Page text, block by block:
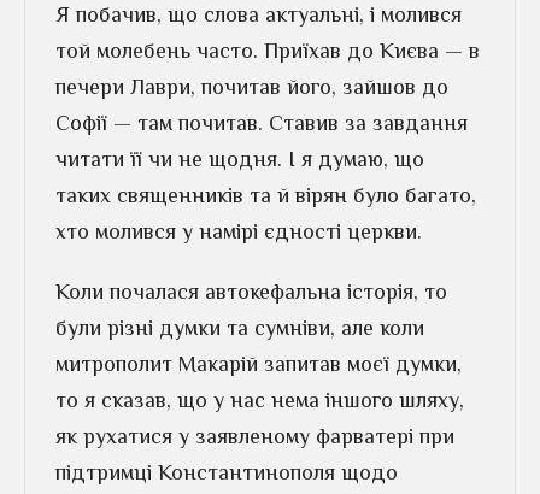
Я побачив, що слова актуальні, і молився
той молебень часто. Приїхав до Києва — в
печери Лаври, почитав його, зайшов до
Софії — там почитав. Ставив за завдання
читати її чи не щодня. І я думаю, що
таких священників та й вірян було багато,
хто молився у намірі єдності церкви.
Коли почалася автокефальна історія, то
були різні думки та сумніви, але коли
митрополит Макарій запитав моєї думки,
то я сказав, що у нас нема іншого шляху,
як рухатися у заявленому фарватері при
підтримці Константинополя щодо